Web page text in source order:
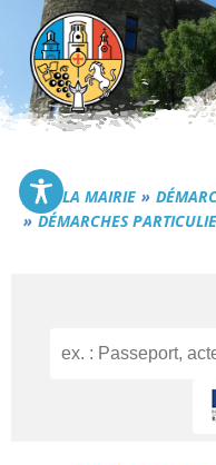
contenu
LA MAIRIE
DÉMARCHES